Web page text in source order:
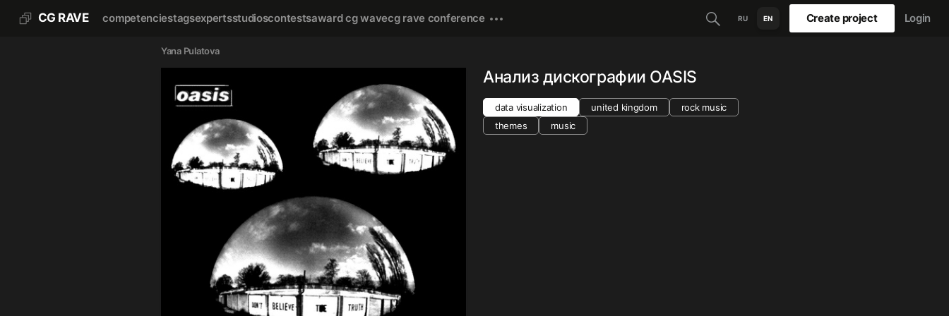
CG RAVE competenciestagsexpertsstudioscontestsaward cg wavecg rave conference RU EN Create project Login
Yana Pulatova
Анализ дискографии OASIS
data visualization united kingdom
rock music
themes
music